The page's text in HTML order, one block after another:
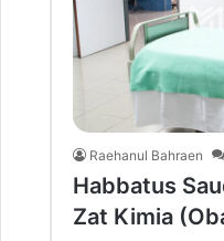
Raehanul Bahraen
Habbatus
Zat Kimia